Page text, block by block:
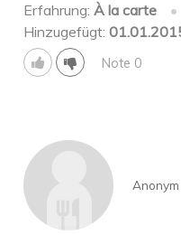
Erfahrung:À la carte •
Hinzugefügt:
Note 0
Anonym